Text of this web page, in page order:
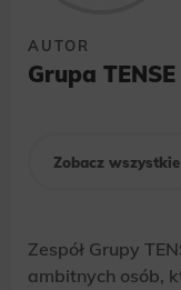
AUTOR
Grupa TENSE
Zobacz
Zespół Grupy
ambitnych osób,